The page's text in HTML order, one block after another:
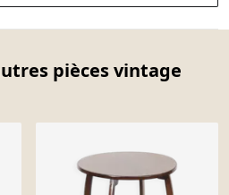
pièces vintage